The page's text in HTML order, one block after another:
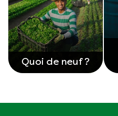
Quoi de neuf ?